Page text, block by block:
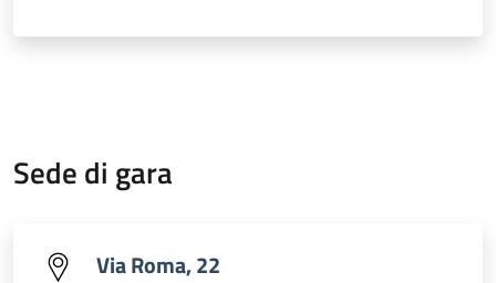
Sede di gara
Via Roma, 22